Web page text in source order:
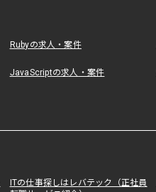
Rubyの求人・案件
JavaScriptの求人・案件
ITの仕事探しはレバテック（正社員